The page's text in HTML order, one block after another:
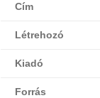
Cím
Létrehozó
Kiadó
Forrás